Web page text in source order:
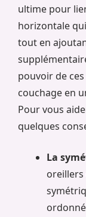
ultime pour
horizontale
tout en
pouvoir de
couchage en
Pour vous
quelques
La
oreillers